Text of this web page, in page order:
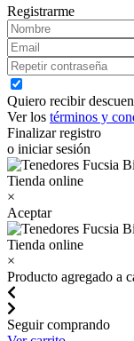
Registrarme
Quiero recibir
Ver los términos y
Finalizar registro
o iniciar sesión
×
Aceptar
×
Producto agregado a
Seguir comprando